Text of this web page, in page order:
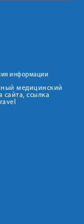
информации
медицинский
ссылка